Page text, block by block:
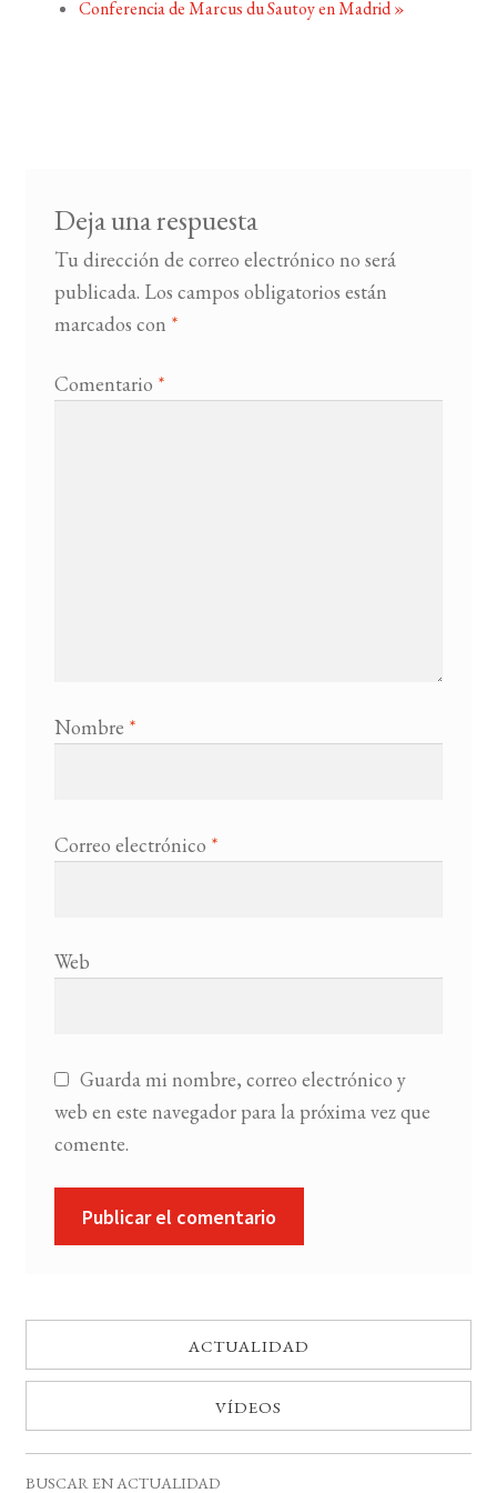
Conferencia de Marcus du Sautoy en Madrid»
Deja una respuesta
Tu dirección de correo electrónico no será
publicada. Los campos obligatorios están
marcados con *
Comentario *
Nombre *
Correo electrónico *
Web
Guarda mi nombre, correo electrónico y
web en este navegador para la próxima vez que
comente.
ACTUALIDAD
VÍDEOS
BUSCAR EN ACTUALIDAD